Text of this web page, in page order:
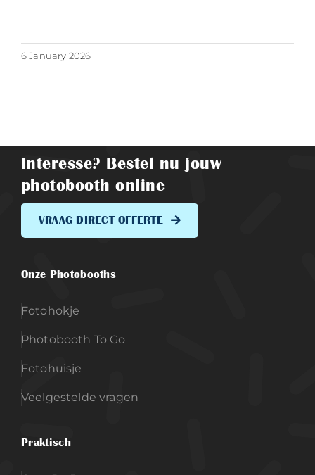
6 January 2026
Interesse? Bestel nu jouw
photobooth online
VRAAG DIRECT OFFERTE
Onze Photobooths
Fotohokje
Photobooth To Go
Fotohuisje
Veelgestelde vragen
Praktisch